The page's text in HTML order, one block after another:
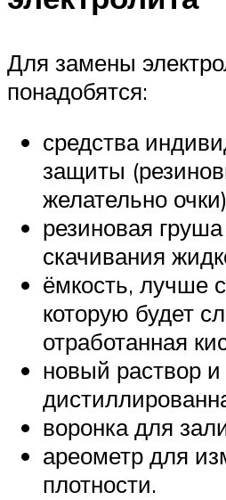
Для замены
понадобятся:
средства
защиты
желательно
резиновая
скачивания
ёмкость, лучше
которую будет
отработанная
новый раствор и
воронка для
ареометр для
плотности.